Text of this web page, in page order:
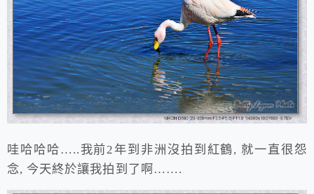
哇哈哈哈…..我前2年到非洲沒拍到紅鶴, 就一直很怨
念, 今天終於讓我拍到了啊…….